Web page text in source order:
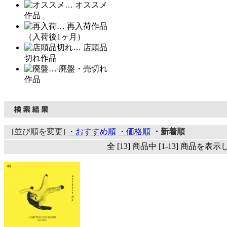
… オススメ
作品
… 再入荷作品
（入荷後1ヶ月）
… 店頭品
切れ作品
… 廃盤・売切れ
作品
[並び順を変更] ・おすすめ順 ・価格順
・新着順
全 [13] 商品中 [1-13] 商品を表示